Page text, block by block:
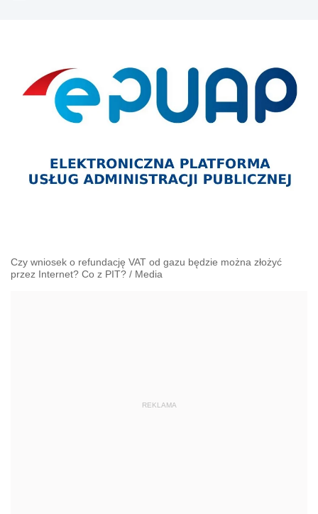
Czy wniosek o refundację VAT od gazu będzie można złożyć
przez Internet? Co z PIT? / Media